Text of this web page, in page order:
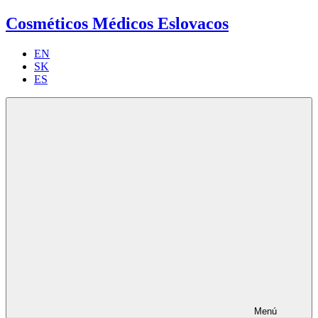
Cosméticos Médicos Eslovacos
EN
SK
ES
Menú